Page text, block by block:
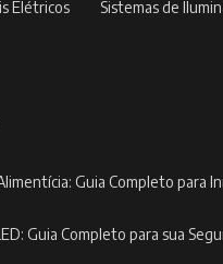
Elétricos Sistemas de
Guia Completo para
Guia Completo para sua